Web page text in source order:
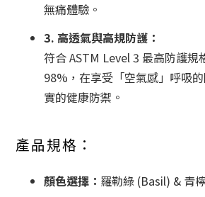
無痛體驗。
3. 高透氣與高規防護：
符合 ASTM Level 3 最高防護規
98%，在享受「空氣感」呼吸
實的健康防禦。
產品規格：
顏色選擇： 羅勒綠 (Basil) & 青